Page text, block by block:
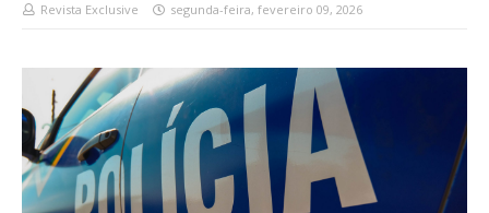
Revista Exclusive segunda-feira, fevereiro 09, 2026